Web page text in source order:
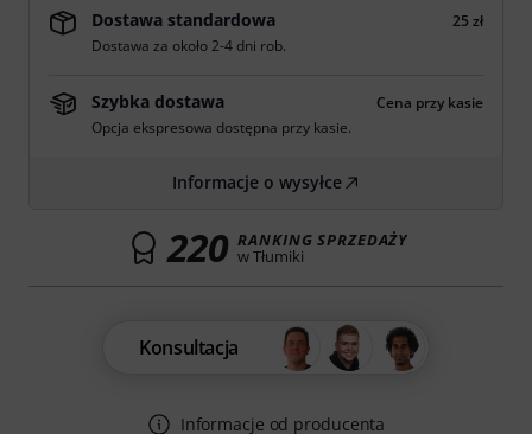
Dostawa standardowa
25 zł
Dostawa za około 2-4 dni rob.
Szybka dostawa
Cena przy kasie
Opcja ekspresowa dostępna przy kasie.
Informacje o wysyłce
220 RANKING SPRZEDAŻY
w Tłumiki
Konsultacja
Informacje od producenta